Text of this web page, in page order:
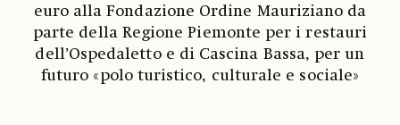
euro alla Fondazione Ordine Mauriziano da
parte della Regione Piemonte per i restauri
dell’Ospedaletto e di Cascina Bassa, per un
futuro «polo turistico, culturale e sociale»